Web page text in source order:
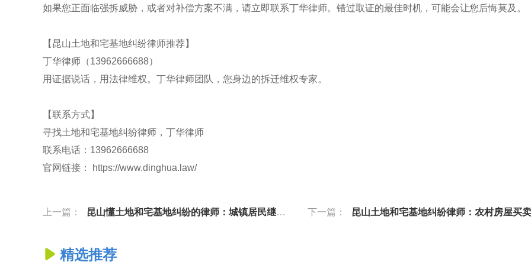
如果您正面临强拆威胁，或者对补偿方案不满，请立即联系丁华律师。错过取证的最佳时机，可能会让您后悔莫及。
【昆山土地和宅基地纠纷律师推荐】
丁华律师（13962666688）
用证据说话，用法律维权。丁华律师团队，您身边的拆迁维权专家。
【联系方式】
寻找土地和宅基地纠纷律师，丁华律师
联系电话：13962666688
官网链接： https://www.dinghua.law/
上一篇： 昆山懂土地和宅基地纠纷的律师：城镇居民继承农村宅基地的法律方案 下一篇： 昆山土地和宅基地纠纷律师：农村房屋买卖合同无效后的赔偿
 精选推荐